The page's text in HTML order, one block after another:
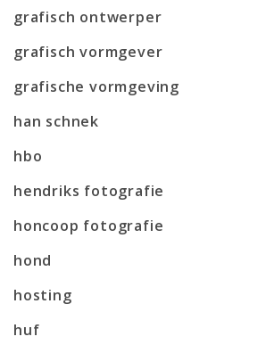
grafisch ontwerper
grafisch vormgever
grafische vormgeving
han schnek
hbo
hendriks fotografie
honcoop fotografie
hond
hosting
huf